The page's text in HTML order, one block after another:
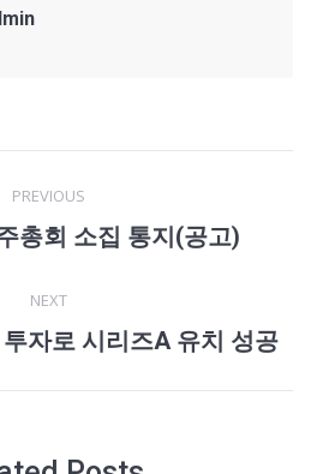
PREVIOUS
Previous
총회 소집 통지(공고)
NEXT
Next
자로 시리즈A 유치 성공